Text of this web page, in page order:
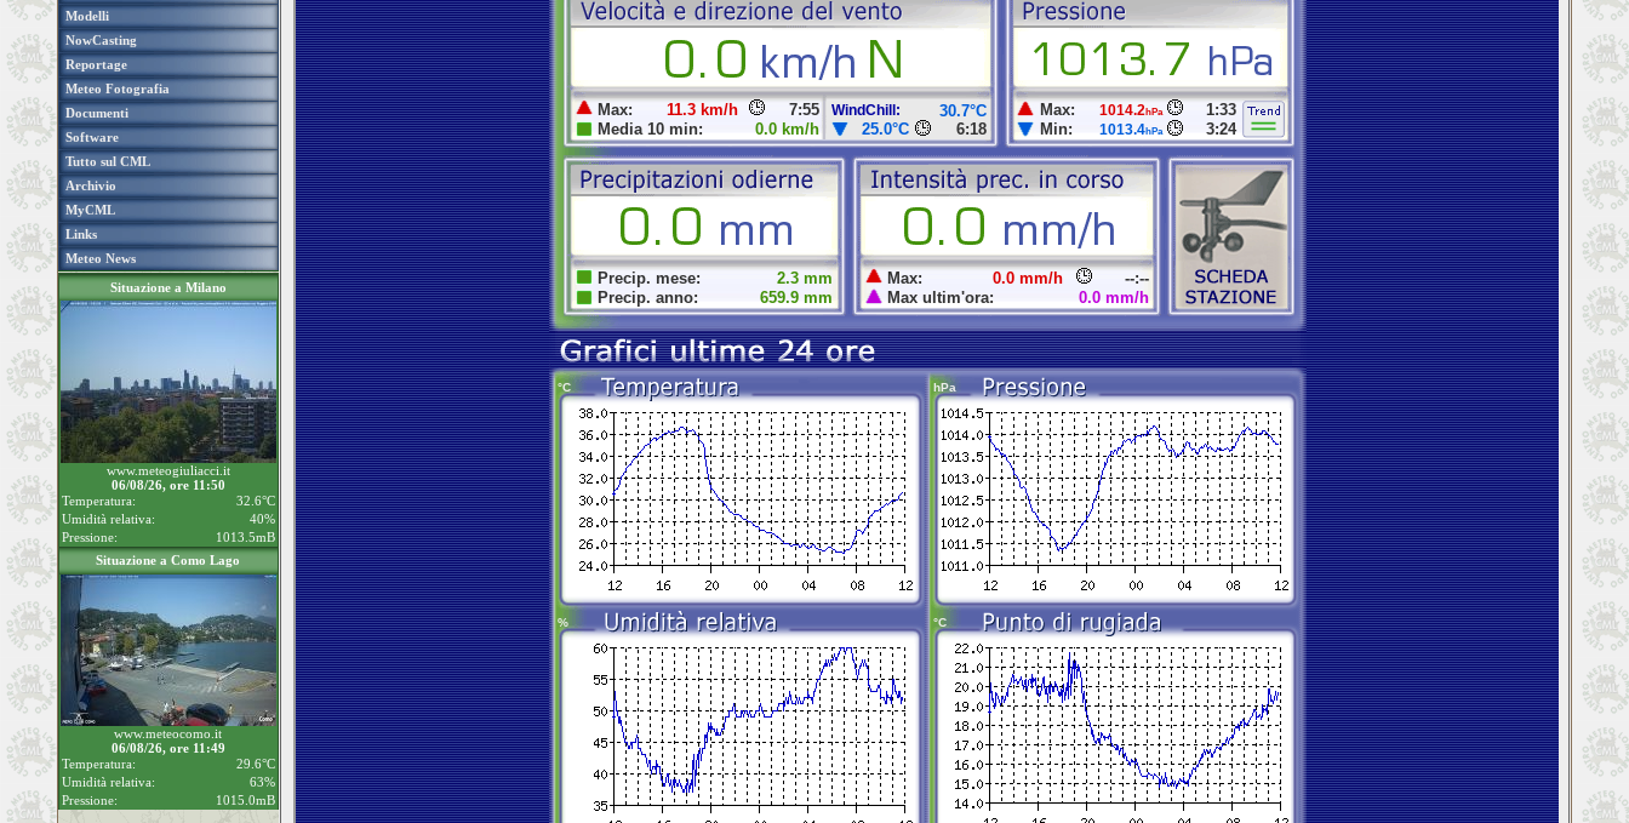
Modelli
NowCasting
Reportage
Meteo Fotografia
Documenti
Software
Tutto sul CML
Archivio
MyCML
Links
Meteo News
Situazione a Milano
www.meteogiuliacci.it
06/08/26, ore 11:50
Temperatura:
32.6°C
Umidità relativa:
40%
Pressione:
1013.5mB
Situazione a Como Lago
www.meteocomo.it
06/08/26, ore 11:49
Temperatura:
29.6°C
Umidità relativa:
63%
Pressione:
1015.0mB